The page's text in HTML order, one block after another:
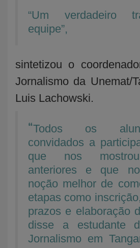
“Um verdadeiro
equipe”,
sintetizou o
Jornalismo da Unemat/
Luis Lachowski.
“Todos os
convidados a
que nos
anteriores e que
noção melhor de
etapas como
prazos e elaboração
disse a estudante
Jornalismo em